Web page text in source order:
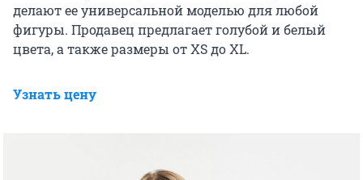
делают ее универсальной моделью для любой
фигуры. Продавец предлагает голубой и белый
цвета, а также размеры от XS до XL.
Узнать цену